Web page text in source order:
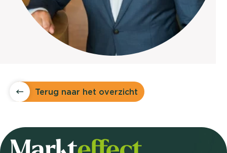
Terug naar het overzicht